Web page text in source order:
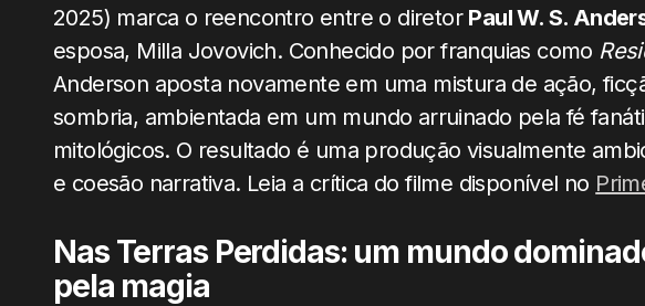
2025) marca o reencontro entre o diretor Paul W. S.
esposa, Milla Jovovich. Conhecido por franquias como
Anderson aposta novamente em uma mistura de ação,
sombria, ambientada em um mundo arruinado pela fé
mitológicos. O resultado é uma produção visualmente
e coesão narrativa. Leia a crítica do filme disponível no
Nas Terras Perdidas: um mundo
pela magia